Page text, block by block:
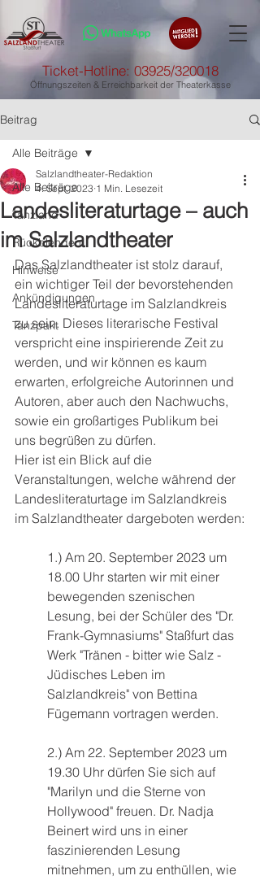
Ticket-Hotline: 03925/320018
Öffnungszeiten & Erreichbarkeit der Theaterkasse
Beitrag
Alle Beiträge
Tanzland
Rückblenden
Hinweise
Ankündigungen
Tanzpakt
Alle Beiträge
Landesliteraturtage – auch
im Salzlandtheater
Salzlandtheater-Redaktion
4. Sept. 2023 1 Min. Lesezeit
Das Salzlandtheater ist stolz darauf,
ein wichtiger Teil der bevorstehenden
Landesliteraturtage im Salzlandkreis
zu sein. Dieses literarische Festival
verspricht eine inspirierende Zeit zu
werden, und wir können es kaum
erwarten, erfolgreiche Autorinnen und
Autoren, aber auch den Nachwuchs,
sowie ein großartiges Publikum bei
uns begrüßen zu dürfen.
Hier ist ein Blick auf die
Veranstaltungen, welche während der
Landesliteraturtage im Salzlandkreis
im Salzlandtheater dargeboten werden:
1.) Am 20. September 2023 um
18.00 Uhr starten wir mit einer
bewegenden szenischen
Lesung, bei der Schüler des "Dr.
Frank-Gymnasiums" Staßfurt das
Werk "Tränen - bitter wie Salz -
Jüdisches Leben im
Salzlandkreis" von Bettina
Fügemann vortragen werden.
2.) Am 22. September 2023 um
19.30 Uhr dürfen Sie sich auf
"Marilyn und die Sterne von
Hollywood" freuen. Dr. Nadja
Beinert wird uns in einer
faszinierenden Lesung
mitnehmen, um zu enthüllen, wie